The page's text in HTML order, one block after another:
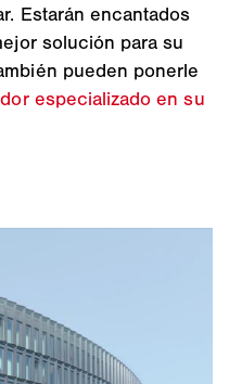
Estarán encantados
solución para su
pueden ponerle
especializado en su